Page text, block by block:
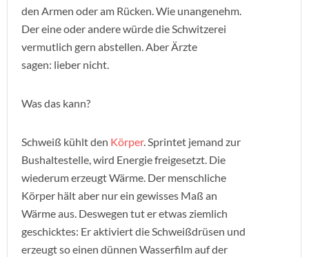
den Armen oder am Rücken. Wie unangenehm.
Der eine oder andere würde die Schwitzerei
vermutlich gern abstellen. Aber Ärzte
sagen: lieber nicht.
Was das kann?
Schweiß kühlt den Körper. Sprintet jemand zur
Bushaltestelle, wird Energie freigesetzt. Die
wiederum erzeugt Wärme. Der menschliche
Körper hält aber nur ein gewisses Maß an
Wärme aus. Deswegen tut er etwas ziemlich
geschicktes: Er aktiviert die Schweißdrüsen und
erzeugt so einen dünnen Wasserfilm auf der